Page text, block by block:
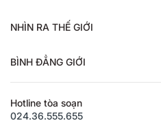
NHÌN RA THẾ GIỚI
BÌNH ĐẲNG GIỚI
Hotline tòa soạn
024.36.555.655